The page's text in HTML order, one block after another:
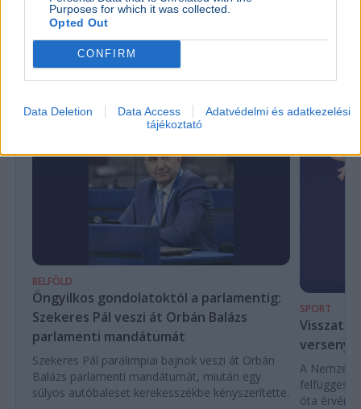
Purposes for which it was collected.
Opted Out
CONFIRM
Data Deletion Data Access
Adatvédelmi és adatkezelési
tájékoztató
meccs időpontját annak ellenére, hogy Budapesten 40
fokos hőség várható.
Olimpia
BELFÖLD
Öngyilkos gondolatoktól a parlamentig:
Szekeres Pál veszi át Orbán Balázs
parlamenti mandátumát
Szekeres Pál paralimpiai bajnok veszi át Orbán
Balázs parlamenti mandátumát, miután egy
súlyos autóbaleset kerekesszékbe kényszerítette.
SPORT
A
óta